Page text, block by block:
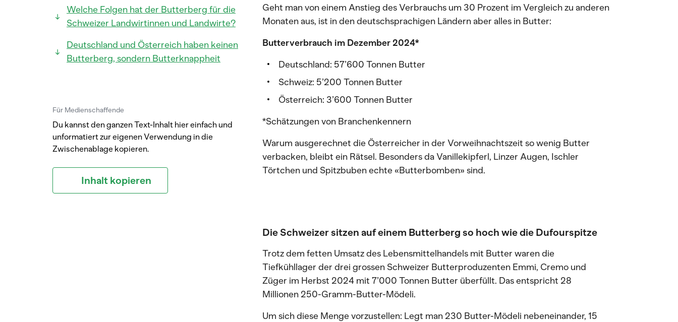
Welche Folgen hat der Butterberg für die
Schweizer Landwirtinnen und Landwirte?
Deutschland und Österreich haben keinen
Butterberg, sondern Butterknappheit
Für Medienschaffende
Du kannst den ganzen Text-Inhalt hier einfach und
unformatiert zur eigenen Verwendung in die
Zwischenablage kopieren.
Inhalt kopieren
Geht man von einem Anstieg des Verbrauchs um 30 Prozent im Vergleich zu anderen
Monaten aus, ist in den deutschsprachigen Ländern aber alles in Butter:
Butterverbrauch im Dezember 2024*
Deutschland: 57’600 Tonnen Butter
Schweiz: 5’200 Tonnen Butter
Österreich: 3’600 Tonnen Butter
*Schätzungen von Branchenkennern
Warum ausgerechnet die Österreicher in der Vorweihnachtszeit so wenig Butter
verbacken, bleibt ein Rätsel. Besonders da Vanillekipferl, Linzer Augen, Ischler
Törtchen und Spitzbuben echte «Butterbomben» sind.
Die Schweizer sitzen auf einem Butterberg so hoch wie die Dufourspitze
Trotz dem fetten Umsatz des Lebensmittelhandels mit Butter waren die
Tiefkühllager der drei grossen Schweizer Butterproduzenten Emmi, Cremo und
Züger im Herbst 2024 mit 7’000 Tonnen Butter überfüllt. Das entspricht 28
Millionen 250-Gramm-Butter-Mödeli.
Um sich diese Menge vorzustellen: Legt man 230 Butter-Mödeli nebeneinander, 15